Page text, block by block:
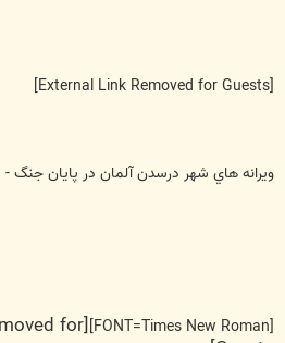
ويرانه هاي شهر درسدن آلمان در پايان جنگ - سال
for